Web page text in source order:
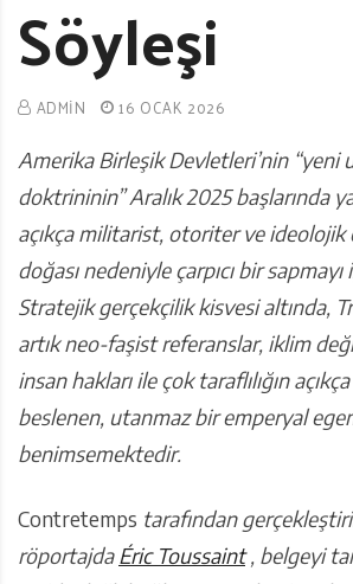
Söyleşi
ADMIN 16 OCAK 2026
Amerika Birleşik Devletleri’nin “yeni
doktrininin” Aralık 2025 başlarında
açıkça militarist, otoriter ve ideolojik
doğası nedeniyle çarpıcı bir
Stratejik gerçekçilik kisvesi altında,
artık neo-faşist referanslar, iklim
insan hakları ile çok taraflılığın
beslenen, utanmaz bir emperyal
benimsemektedir.
Contretemps tarafından
röportajdaÉric Toussaint, belgeyi